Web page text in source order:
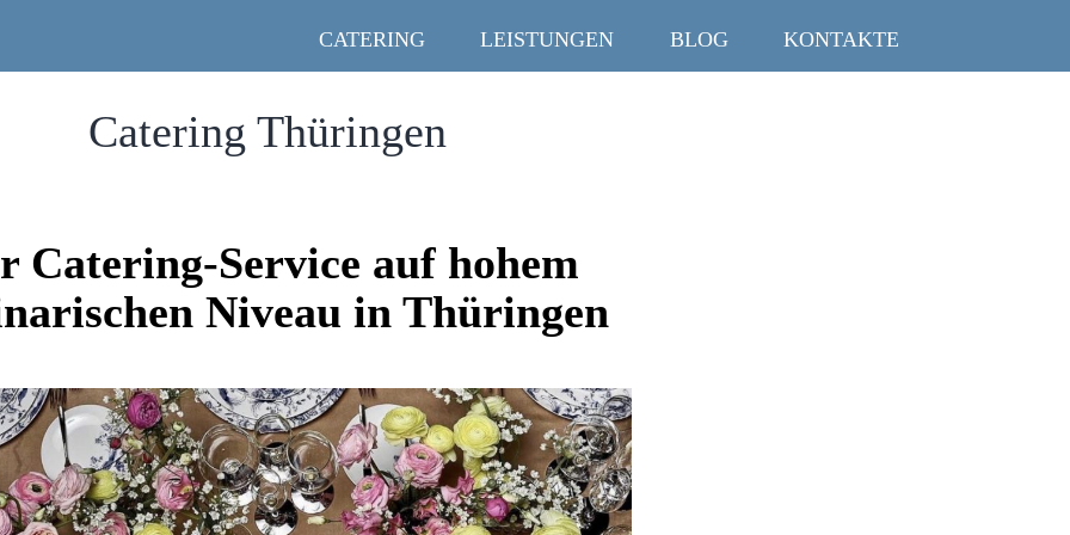
CATERING LEISTUNGEN BLOG KONTAKTE
Catering Thüringen
Catering-Service auf hohem
Niveau in Thüringen